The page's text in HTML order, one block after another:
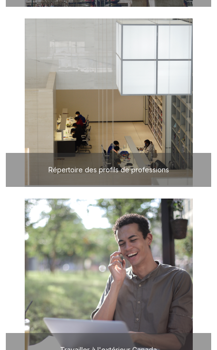
Répertoire des profils de professions